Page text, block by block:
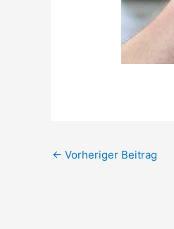
← Vorheriger Beitrag